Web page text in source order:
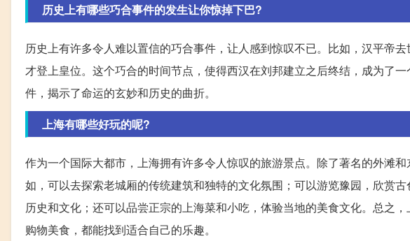
历史上有哪些巧合事件的发生让你惊掉下巴?
历史上有许多令人难以置信的巧合事件，让人感到惊叹不已。比如，汉平帝
才登上皇位。这个巧合的时间节点，使得西汉在刘邦建立之后终结，成为了
件，揭示了命运的玄妙和历史的曲折。
上海有哪些好玩的呢?
作为一个国际大都市，上海拥有许多令人惊叹的旅游景点。除了著名的外滩
如，可以去探索老城厢的传统建筑和独特的文化氛围；可以游览豫园，欣赏
历史和文化；还可以品尝正宗的上海菜和小吃，体验当地的美食文化。总之
购物美食，都能找到适合自己的乐趣。